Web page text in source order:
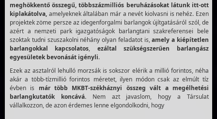
meghökkentő összegű, többszázmilliós beruházásokat látunk itt-ott
kiplakátolva, amelyeknek általában már a nevét kiolvasni is nehéz. Ezen
projektek zöme persze az idegenforgalmi barlangok újítgatásáról szól, de
azért a nemzeti park igazgatóságok barlangtani szakreferensei bele
szoktak tudni szuszakolni néhány olyan feladatot is,amely a kiépítetlen
barlangokkal kapcsolatos, ezáltal szükségszerűen barlangász
egyesületek bevonását igényli.
Ezek az asztalról lehulló morzsák is sokszor elérik a millió forintos, néha
akár a több-tízmillió forintos méretet, ilyen módon csak az elmúlt tíz
évben is már több MKBT-székháznyi összeg vált a megélhetési
barlangkutatók koncává.Nem azt javaslom, hogy a Társulat
vállalkozzon, de azon érdemes lenne elgondolkodni, hogy